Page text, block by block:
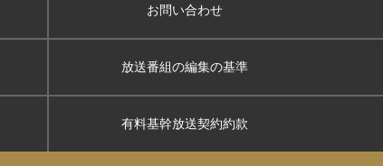
お問い合わせ
放送番組の編集の基準
有料基幹放送契約約款